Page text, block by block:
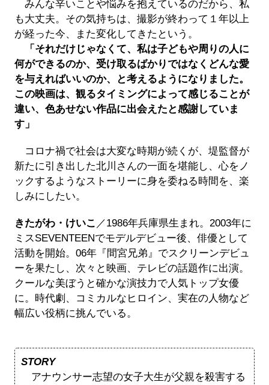
みんな辛いことや悩みを抱えているのだから、私
も大丈夫。その気持ちは、撮影が終わって１年以上
が経った今、また変化してきたという。
「それだけじゃなくて、私は子どもや周りの人に
何ができるのか、受け取るばかりではなくどんな愛
を与えればいいのか、と考えるようになりました。
この映画は、観るタイミングによって感じることが
違い、色あせない作品に出会えたと感謝していま
す」
コロナ禍で社会は大変な時期が続くが、堤監督が
新たに引き出した北川さんの一面を堪能し、心をノ
ックするようなストーリーに身を委ねる時間を、楽
しみにしたい。
きたがわ・けいこ ／1986年兵庫県生まれ。2003年に
ミスSEVENTEENでモデルデビュー後、俳優として
活動を開始。06年『間宮兄弟』でスクリーンデビュ
ーを果たし、次々と映画、テレビの話題作に出演。
クールな美ぼうと確かな演技力で人気トップ女優
に。時代劇、コミカルなヒロイン、実在の人物など
幅広い役柄に挑んでいる。
STORY
アナウンサー志望の女子大生が父親を殺害する